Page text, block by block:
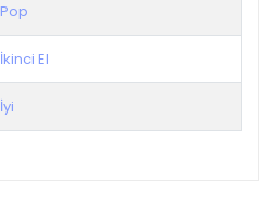
Pop
İkinci El
İyi